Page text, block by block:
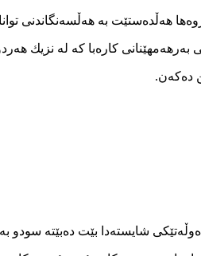
هه‌ڵده‌ستێت به‌ هه‌ڵسه‌نگاندنی‌
كاره‌با كه‌ له‌ نزیك
شایسته‌دا بێت ده‌بێته‌ سودو